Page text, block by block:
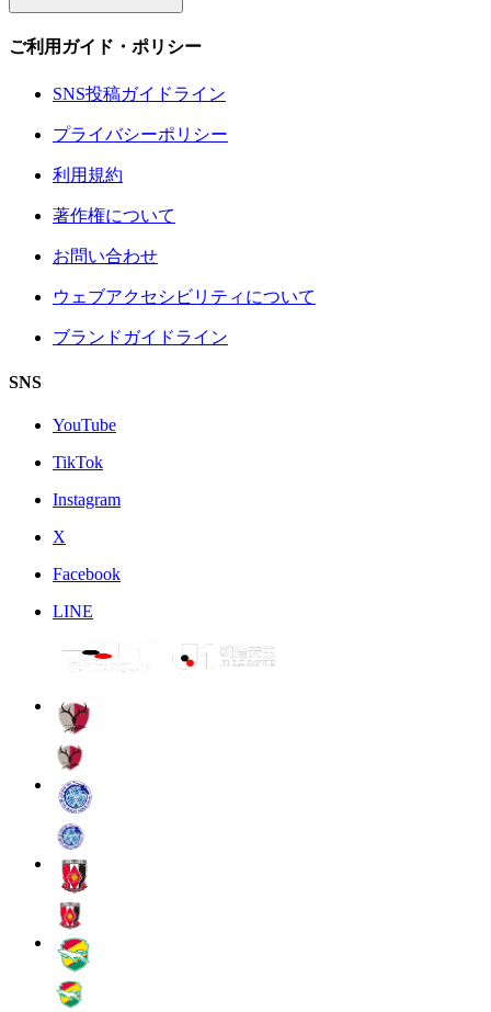
ご利用ガイド・ポリシー
SNS投稿ガイドライン
プライバシーポリシー
利用規約
著作権について
お問い合わせ
ウェブアクセシビリティについて
ブランドガイドライン
SNS
YouTube
TikTok
Instagram
X
Facebook
LINE